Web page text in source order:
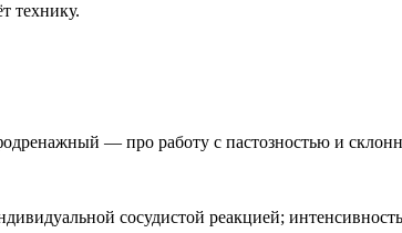
технику.
— про работу с пастозностью и
сосудистой реакцией;